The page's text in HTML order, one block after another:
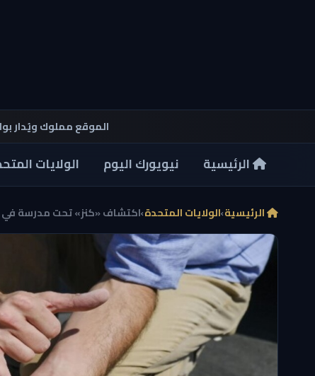
الموقع مملوك ويُدار
الرئيسية نيويورك اليوم الولايات
الرئيسية›الولايات المتحدة›اكتشاف «كنز» تحت مدرسة